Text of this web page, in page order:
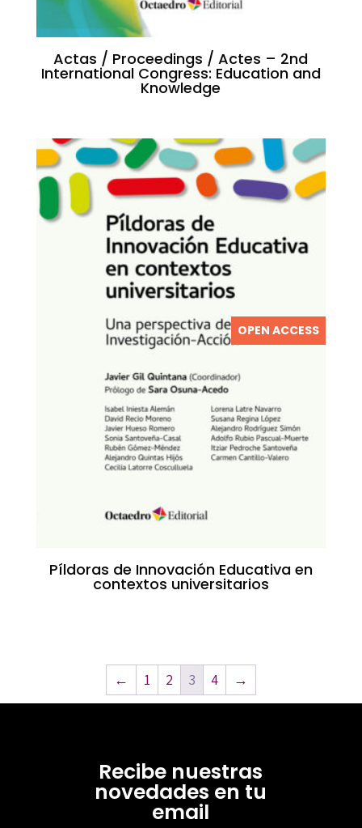
Actas / Proceedings / Actes – 2nd
International Congress: Education and
Knowledge
OPEN ACCESS
Píldoras de Innovación Educativa en
contextos universitarios
← 1 2 3 4 →
Recibe nuestras
novedades en tu
email